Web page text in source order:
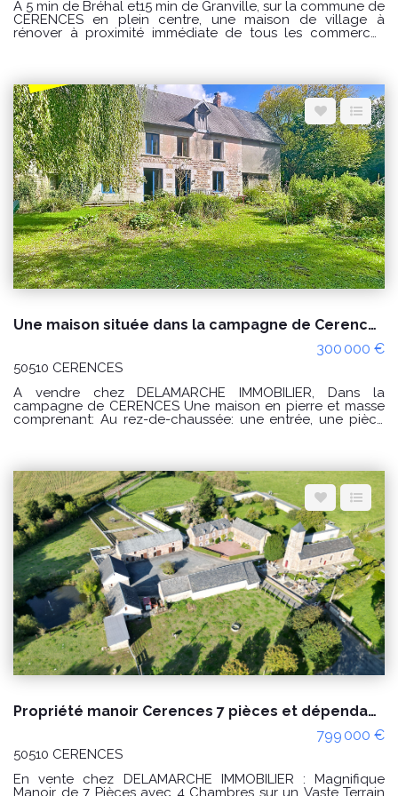
A 5 min de Bréhal et15 min de Granville, sur la commune de
CERENCES en plein centre, une maison de village à
rénover à proximité immédiate de tous les commerces
tout à l'égout PRIX : 79000€ Honoraires à la charge du
vendeur. CLASSE ENERGIE : F(391) ; CLASSE CLIMAT : F (86)
Logement à consommation excessive classé F. Montant
estimé des dépenses annuelles d'énergie pour un usage
standard : entre 2360 € et 3250 € / an Prix moyens des
énergies indexés sur les années 2021, 2022 et 2023
(abonnements compris) Les informations sur les risques
auxquels ce bien est exposé sont disponibles sur le site
Géorisques : www.georisques.gouv.fr Pour visiter
Delamarche immobilier Bréhal 02 33 91 40 41 ou contactez
GINARD Florian 0786274434
Une maison située dans la campagne de Cerences 4 pièces, environ 5 hectares de terres.
300 000 €
50510 CERENCES
A vendre chez DELAMARCHE IMMOBILIER, Dans la
campagne de CERENCES Une maison en pierre et masse
comprenant: Au rez-de-chaussée: une entrée, une pièce
palier desservant une chambre avec sanitaires, un couloir
desservant une seconde chambre avec une pièce à
usage de dressing. Un grenier aménageable au dessus.
Diverses dépendances et un hangar. Un grand bâtiment à
l'arrière de la maison à usage d'étables et une ancienne
boulangerie. Terrain d'environ 5 hectares. Puits. PRIX : 300
000€ Honoraires à la charge du vendeur. Classe énergie :
D (242) Classe climat : D (48) Montant estimé des dépenses
annuelles d'énergie pour un usage standard : entre 3230€
et 4440€ / an Date de référence des prix de l'énergie
utilisés pour établir cette estimation : 01/01/2021 "Les
informations sur les risques auxquels ce bien est exposé
sont disponibles sur le site Géorisques :
www.georisques.gouv.fr" Pour visiter : Agence
DELAMARCHE IMMO.COM Aurélien Etard au 06.29.76.85.09
Propriété manoir Cerences 7 pièces et dépendances, négociable !
799 000 €
50510 CERENCES
En vente chez DELAMARCHE IMMOBILIER : Magnifique
Manoir de 7 Pièces avec 4 Chambres sur un Vaste Terrain